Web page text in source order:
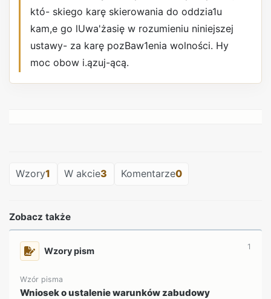
któ- skiego karę skierowania do oddzia1u
kam,e go lUwa'żasię w rozumieniu niniejszej
ustawy- za karę pozBaw1enia wolności. Hy
moc obow i.ązuj-ącą.
Wzory1 W akcie3 Komentarze0
Zobacz także
Wzory pism 1
Wzór pisma
Wniosek o ustalenie warunków zabudowy